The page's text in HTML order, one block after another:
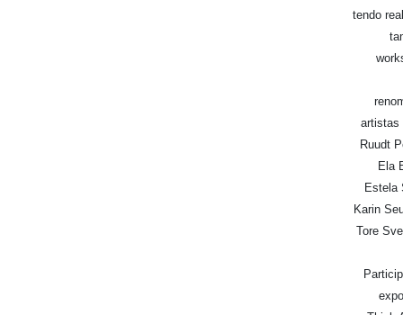
tendo
artistas
Ruudt
Ela
Estela
Karin
Tore